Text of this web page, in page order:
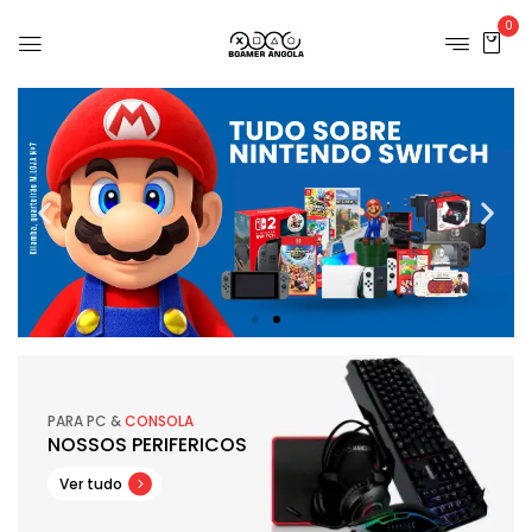
0
aqui
PARA PC &CONSOLA
NOSSOS PERIFERICOS
Ver tudo